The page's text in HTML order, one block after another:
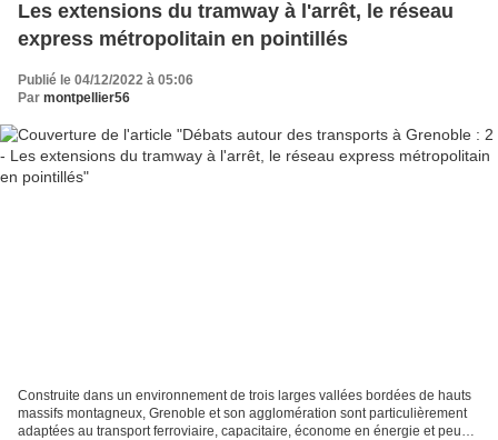
Les extensions du tramway à l'arrêt, le réseau
express métropolitain en pointillés
Publié le 04/12/2022 à 05:06
Par montpellier56
Construite dans un environnement de trois larges vallées bordées de hauts
massifs montagneux, Grenoble et son agglomération sont particulièrement
adaptées au transport ferroviaire, capacitaire, économe en énergie et peu